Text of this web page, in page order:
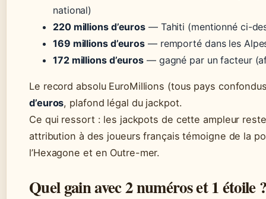
national)
220 millions d’euros — Tahiti (mentionné ci-
169 millions d’euros — remporté dans les
172 millions d’euros — gagné par un facteur
Le record absolu EuroMillions (tous pays
d’euros, plafond légal du jackpot.
Ce qui ressort : les jackpots de cette ampleur
attribution à des joueurs français témoigne de la
l’Hexagone et en Outre-mer.
Quel gain avec 2 numéros et 1 étoile